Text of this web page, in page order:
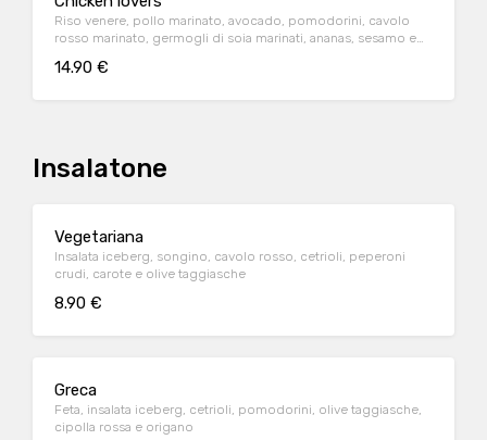
Riso venere, pollo marinato, avocado, pomodorini, cavolo
rosso marinato, germogli di soia marinati, ananas, sesamo e
14.90 €
Insalatone
Vegetariana
Insalata iceberg, songino, cavolo rosso, cetrioli, peperoni
crudi, carote e olive taggiasche
8.90 €
Greca
Feta, insalata iceberg, cetrioli, pomodorini, olive taggiasche,
cipolla rossa e origano